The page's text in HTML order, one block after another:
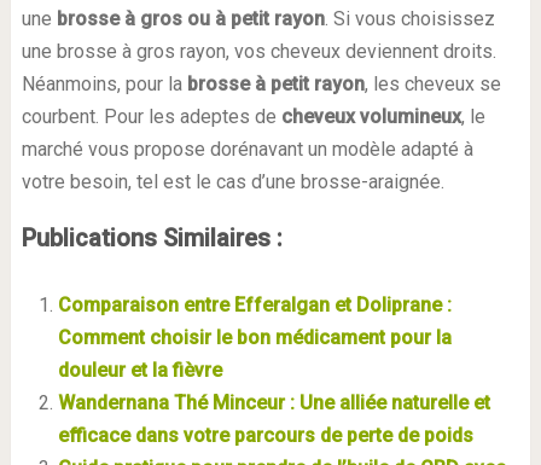
une brosse à gros ou à petit rayon. Si vous choisissez
une brosse à gros rayon, vos cheveux deviennent droits.
Néanmoins, pour la brosse à petit rayon, les cheveux se
courbent. Pour les adeptes de cheveux volumineux, le
marché vous propose dorénavant un modèle adapté à
votre besoin, tel est le cas d’une brosse-araignée.
Publications Similaires :
Comparaison entre Efferalgan et Doliprane :
Comment choisir le bon médicament pour la
douleur et la fièvre
Wandernana Thé Minceur : Une alliée naturelle et
efficace dans votre parcours de perte de poids